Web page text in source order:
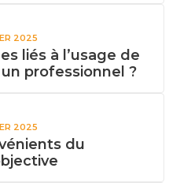
2025
liés à l’usage de
professionnel ?
2025
du